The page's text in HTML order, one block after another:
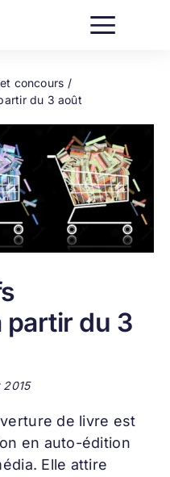
concours
du 3 août
partir du 3
2015
de livre est
en auto-édition
Elle attire